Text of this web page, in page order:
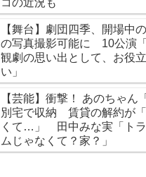
コの近況も
【舞台】劇団四季、開場中
の写真撮影可能に 10公演
観劇の思い出として、お役
い」
【芸能】衝撃！ あのちゃん「服だけ」
別宅で収納 賃貸の解約が
くて…」 田中みな実「ト
ムじゃなくて？家？」